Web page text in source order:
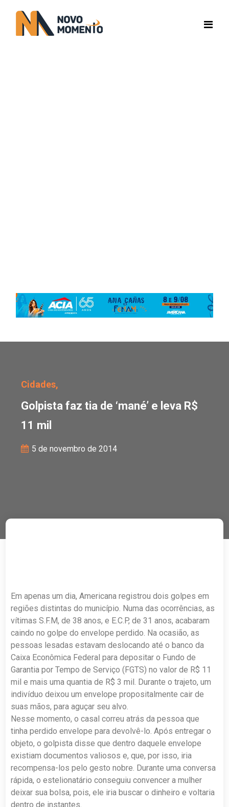
Cidades,
Golpista faz tia de ‘mané’ e leva R$
11 mil
5 de novembro de 2014
Em apenas um dia, Americana registrou dois golpes em
regiões distintas do município. Numa das ocorrências, as
vítimas S.F.M, de 38 anos, e E.C.P, de 31 anos, acabaram
caindo no golpe do envelope perdido. Na ocasião, as
pessoas lesadas estavam deslocando até o banco da
Caixa Econômica Federal para depositar o Fundo de
Garantia por Tempo de Serviço (FGTS) no valor de R$ 11
mil e mais uma quantia de R$ 3 mil. Durante o trajeto, um
indivíduo deixou um envelope propositalmente cair de
suas mãos, para aguçar seu alvo.
Nesse momento, o casal correu atrás da pessoa que
tinha perdido envelope para devolvê-lo. Após entregar o
objeto, o golpista disse que dentro daquele envelope
existiam documentos valiosos e, que, por isso, iria
recompensa-los pelo gesto nobre. Durante uma conversa
rápida, o estelionatário conseguiu convencer a mulher
deixar sua bolsa, pois, ele iria buscar o dinheiro e voltaria
dentro de instantes.